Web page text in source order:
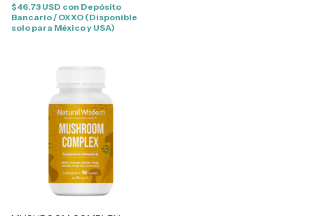
$46.73 USD con Depósito
Bancario / OXXO (Disponible
solo para México y USA)